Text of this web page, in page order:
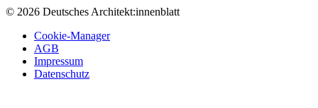
© 2026 Deutsches Architekt:innenblatt
Cookie-Manager
AGB
Impressum
Datenschutz